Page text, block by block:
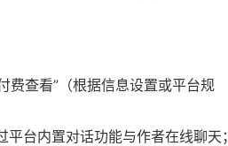
费查看”（根据信息设置或平台规
台内置对话功能与作者在线聊天；